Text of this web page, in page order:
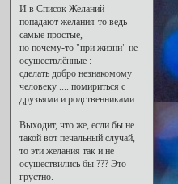
И в Список Желаний
попадают желания-то ведь
самые простые,
но почему-то "при жизни" не
осуществлённые :
сделать добро незнакомому
человеку .... помириться с
друзьями и родственниками
....
Выходит, что же, если бы не
такой вот печальный случай,
то эти желания так и не
осуществились бы ??? Это
грустно.